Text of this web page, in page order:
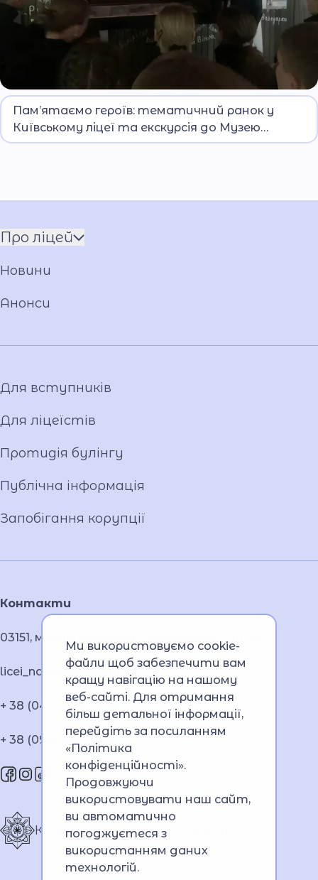
До Дня вшанування учасників ліквідації
наслідків аварії на Чорнобильській атомній
електростанції в Київському ліцеї імені
Пам’ятаємо героїв: тематичний ранок у
Київському ліцеї та екскурсія до Музею
Чорнобиля
Контакти
03151, м.Київ, проспект Повітряних Сил, 53
licei_navs@navs.edu.ua
+ 38 (044) 249 09 53;
+ 38 (099) 363 70 92
Київський ліцей МВС України
Про ліцей
Установчі документи
Новини
Анонси
Для вступників
Для ліцеїстів
Протидія булінгу
Публічна інформація
Запобігання корупції
Ми використовуємо cookie-
файли щоб забезпечити вам
кращу навігацію на нашому
веб-сайті. Для отримання
більш детальної інформації,
перейдіть за посиланням
«Політика
конфіденційності».
Продовжуючи
використовувати наш сайт,
ви автоматично
погоджуєтеся з
використанням даних
технологій.